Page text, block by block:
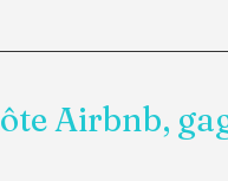
Airbnb,